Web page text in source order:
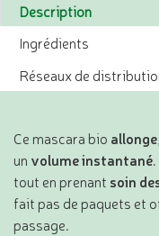
Description
Ingrédients
Réseaux de
Ce mascara bio allonge,
un volume instantané
tout en prenant soin
fait pas de paquets et
passage.